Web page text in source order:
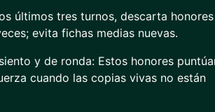
últimos tres turnos, descarta
evita fichas medias nuevas.
y de ronda: Estos honores
cuando las copias vivas no están